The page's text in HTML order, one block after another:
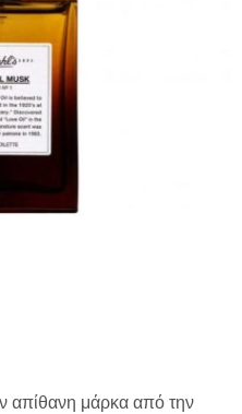
απίθανη μάρκα από την